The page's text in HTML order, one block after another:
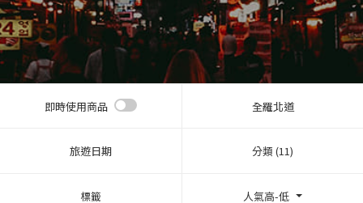
文 (台灣)
即時使用商品 全羅北道
旅遊日期 分類 (11)
標籤 人氣高-低